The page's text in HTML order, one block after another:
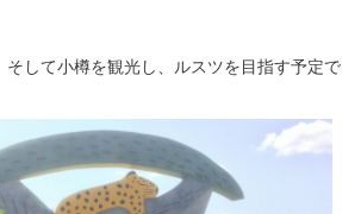
そして小樽を観光し、ルスツを目指す予定で